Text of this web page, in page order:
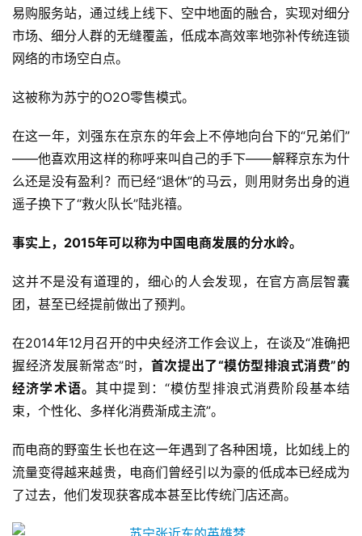
易购服务站，通过线上线下、空中地面的融合，实现对细分
市场、细分人群的无缝覆盖，低成本高效率地弥补传统连锁
网络的市场空白点。
这被称为苏宁的O2O零售模式。
在这一年，刘强东在京东的年会上不停地向台下的“兄弟们”
——他喜欢用这样的称呼来叫自己的手下——解释京东为什
么还是没有盈利？而已经“退休”的马云，则用财务出身的逍
遥子换下了“救火队长”陆兆禧。
事实上，2015年可以称为中国电商发展的分水岭。
这并不是没有道理的，细心的人会发现，在官方高层智囊
团，甚至已经提前做出了预判。
在2014年12月召开的中央经济工作会议上，在谈及“准确把
握经济发展新常态”时， 首次提出了“模仿型排浪式消费”的
经济学术语。其中提到：“模仿型排浪式消费阶段基本结
束，个性化、多样化消费渐成主流”。
而电商的野蛮生长也在这一年遇到了各种困境，比如线上的
流量变得越来越贵，电商们曾经引以为豪的低成本已经成为
了过去，他们发现获客成本甚至比传统门店还高。